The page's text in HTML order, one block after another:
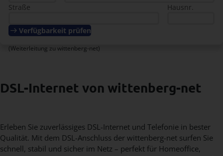
Straße Hausnr.
Verfügbarkeit prüfen
(Weiterleitung zu wittenberg-net)
DSL-Internet von wittenberg-net
Erleben Sie zuverlässiges DSL-Internet und Telefonie in bester
Qualität. Mit dem DSL-Anschluss der wittenberg-net surfen Sie
schnell, stabil und sicher im Netz – perfekt für Homeoffice,